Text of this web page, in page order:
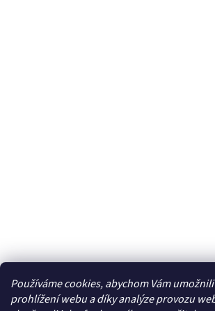
Používáme cookies, abychom Vám
prohlížení webu a díky analýze provozu
Facebook